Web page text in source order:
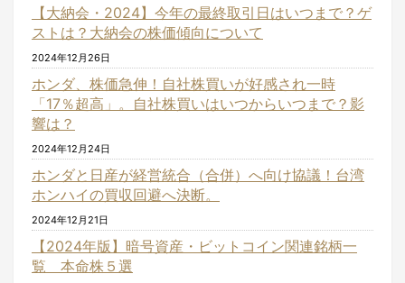
【大納会・2024】今年の最終取引日はいつまで？ゲ
ストは？大納会の株価傾向について
2024年12月26日
ホンダ、株価急伸！自社株買いが好感され一時
「17％超高」。自社株買いはいつからいつまで？影
響は？
2024年12月24日
ホンダと日産が経営統合（合併）へ向け協議！台湾
ホンハイの買収回避へ決断。
2024年12月21日
【2024年版】暗号資産・ビットコイン関連銘柄一
覧 本命株５選